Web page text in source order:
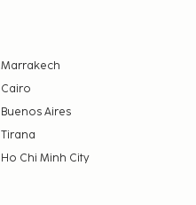
Marrakech
Cairo
Buenos Aires
Tirana
Ho Chi Minh City